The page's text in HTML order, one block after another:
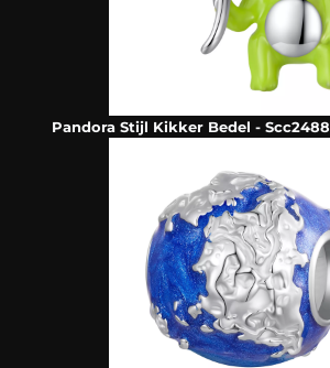
Pandora Stijl Kikker Bedel - Scc2488